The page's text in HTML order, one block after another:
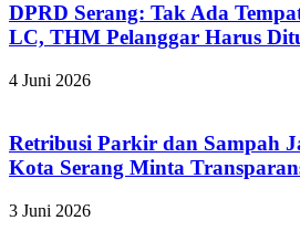
DPRD Serang: Tak Ada
LC, THM Pelanggar Harus
4 Juni 2026
Retribusi Parkir dan Sampah
Kota Serang Minta
3 Juni 2026